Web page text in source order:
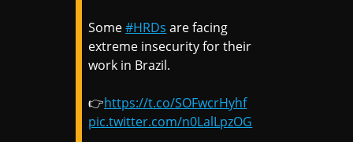
Some#HRDs are facing
extreme insecurity for their
work in Brazil.
👉https://t.co/SOFwcrHyhf
pic.twitter.com/n0LalLpzOG